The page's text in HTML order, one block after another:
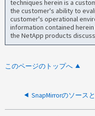
techniques herein is a
the customer's ability to
customer's operational
information contained
the NetApp products
このページのトップへ